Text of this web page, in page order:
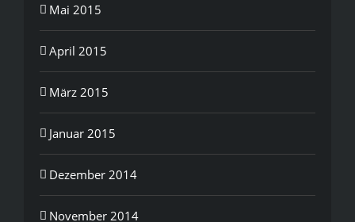
Mai 2015
April 2015
März 2015
Januar 2015
Dezember 2014
November 2014